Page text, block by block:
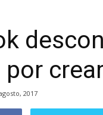
2017